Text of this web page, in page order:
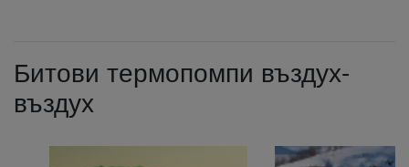
Битови термопомпи въздух-
въздух